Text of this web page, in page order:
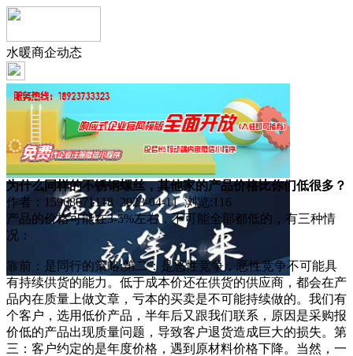
水暖商企动态
为什么同样的不锈钢螺丝，其他家的产品价格比你们低很多？
作者：15968071118 2023-04-11 浏览:116
产品的价格可能在3-5%左右，不可能全部都低的，有三种情
况：
靠前：是同行的策略;第二：是恶性竞争，恶性竞争不可能具
有持续供货的能力。低于成本价还在供货的供应商，都会在产
品内在质量上做文章，亏本的买卖是不可能持续做的。我们有
个客户，选用低价产品，半年后又跟我们联系，原因是采购报
价低的产品出现质量问题，导致客户退货造成巨大的损失。第
三：客户约定的是年度价格，遇到原材料价格下降。当然，一